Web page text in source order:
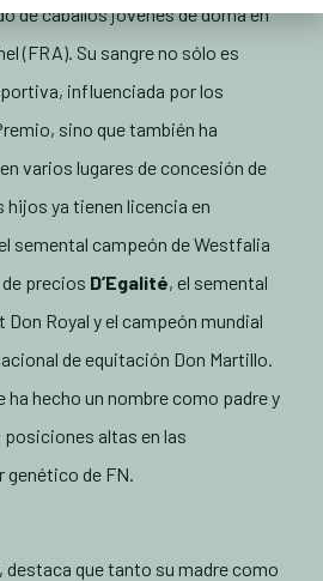
de caballos jóvenes de doma en
(FRA). Su sangre no sólo es
influenciada por los
sino que también ha
varios lugares de concesión de
hijos ya tienen licencia en
semental campeón de Westfalia
precios D’Egalité, el semental
Royal y el campeón mundial
de equitación Don Martillo.
ha hecho un nombre como padre y
altas en las
genético de FN.
destaca que tanto su madre como